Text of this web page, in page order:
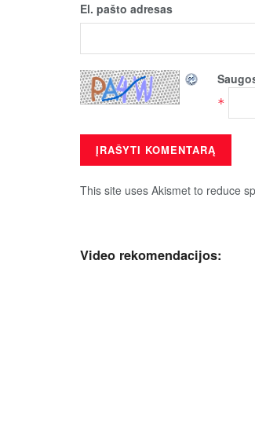
El. pašto adresas
*
This site uses Akismet to reduce
Video rekomendacijos: